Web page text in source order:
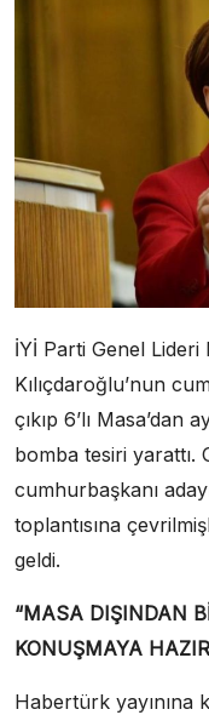
İYİ Parti Genel Lideri
Kılıçdaroğlu’nun
çıkıp 6’lı Masa’dan
bomba tesiri yarattı.
cumhurbaşkanı
toplantısına
geldi.
“MASA DIŞINDAN
KONUŞMAYA
Habertürk yayınına